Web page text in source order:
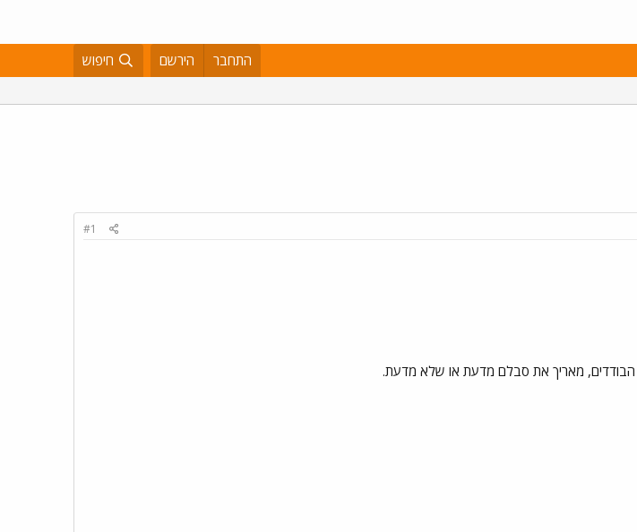
התחבר הירשם חיפוש
#1
הבודדים, מאריך את סבלם מדעת או שלא מדעת.